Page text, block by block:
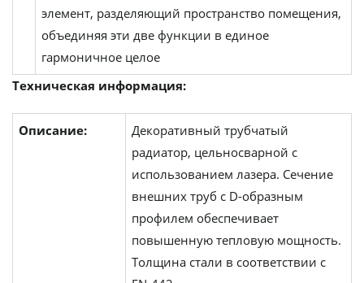
элемент, разделяющий пространство помещения,
объединяя эти две функции в единое
гармоничное целое
Техническая информация:
Описание:
Декоративный трубчатый
радиатор, цельносварной с
использованием лазера. Сечение
внешних труб с D-образным
профилем обеспечивает
повышенную тепловую мощность.
Толщина стали в соответствии с